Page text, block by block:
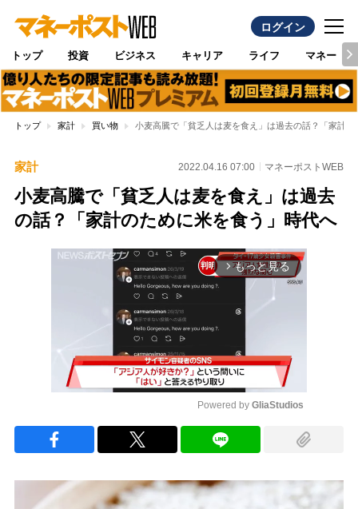
ログイン
トップ 投資 ビジネス キャリア ライフ マネー
トップ 家計 買い物 小麦高騰で「貧乏人は麦を食え」は過去の話？「家計
家計 2022.04.16 07:00 マネーポストWEB
小麦高騰で「貧乏人は麦を食え」は過去
の話？「家計のために米を食う」時代へ
arrow_forward_ios もっと見る
Powered by GliaStudios